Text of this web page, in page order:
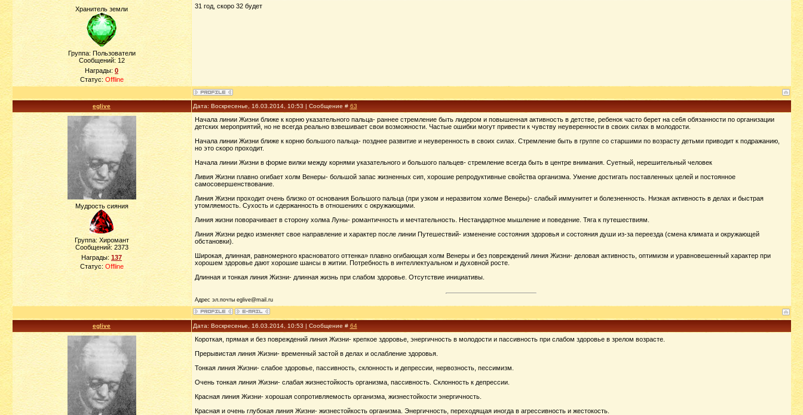
Хранитель земли
Группа: Пользователи
Сообщений:12
Награды: 0
Статус: Offline
31 год, скоро 32 будет
eglive Дата: Воскресенье, 16.03.2014, 10:53 | Сообщение # 63
Мудрость сияния
Группа: Хиромант
Сообщений: 2373
Награды: 137
Статус: Offline
Начала линии Жизни ближе к корню указательного пальца- раннее стремление быть лидером и повышенная активность в детстве, ребенок часто берет на се6я обязанности по организации
детских мероприятий, но не всегда реально взвешивает свои возможности. Частые ошибки могут привести к чувству неуверенности в своих силах в молодости.
Начала линии Жизни ближе к корню большого пальца- позднее развитие и неуверенность в своих силах. Стремление быть в группе со старшими по возрасту детьми приводит к подражанию,
но это скоро проходит.
Начала линии Жизни в форме вилки между корнями указательного и большого пальцев- стремление всегда быть в центре внимания. Суетный, нерешительный человек
Ливия Жизни плавно огибает холм Венеры- большой запас жизненных сип, хорошие репродуктивные свойства организма. Умение достигать поставленных целей и постоянное
самосовершенствование.
Линия Жизни проходит очень близко от основания Большого пальца (при узком и неразвитом холме Венеры)- слабый иммунитет и болезненность. Низкая активность в делах и быстрая
утомляемость. Сухость и сдержанность в отношениях с окружающими.
Линия жизни поворачивает в сторону холма Луны- романтичность и мечтательность. Нестандартное мышление и поведение. Тяга к путешествиям.
Линия Жизни редко изменяет свое направление и характер после линии Путешествий- изменение состояния здоровья и состояния души из-за переезда (смена климата и окружающей
обстановки).
Широкая, длинная, равномерного красноватого оттенка» плавно огибающая холм Венеры и без повреждений линия Жизни- деловая активность, оптимизм и уравновешенный характер при
хорошем здоровье дают хорошие шансы в житии. Потребность в интеллектуальном и духовной росте.
Длинная и тонкая линия Жизни- длинная жизнь при слабом здоровье. Отсутствие инициативы.
Адрес эл.почты eglive@mail.ru
eglive Дата: Воскресенье, 16.03.2014, 10:53 | Сообщение # 64
Короткая, прямая и без повреждений линия Жизни- крепкое здоровье, энергичность в молодости и пассивность при слабом здоровье в зрелом возрасте.
Прерывистая линия Жизни- временный застой в делах и ослабление здоровья.
Тонкая линия Жизни- слабое здоровье, пассивность, склонность и депрессии, нервозность, пессимизм.
Очень тонкая линия Жизни- слабая жизнестойкость организма, пассивность. Склонность к депрессии.
Красная линия Жизни- хорошая сопротивляемость организма, жизнестойкости энергичность.
Красная и очень глубокая линия Жизни- жизнестойкость организма. Энергичность, переходящая иногда в агрессивность и жестокость.